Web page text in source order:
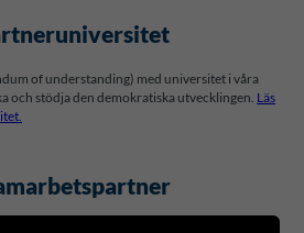
of understanding) med universitet i våra
och stödja den demokratiska utvecklingen. Läs